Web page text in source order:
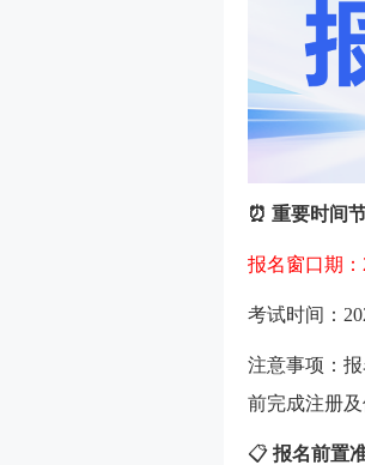
⏰ 重要时间
报名窗口期：
考试时间：
注意事项：
前完成注册
📋 报名前置